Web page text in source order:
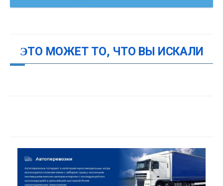
ЭТО МОЖЕТ ТО, ЧТО ВЫ ИСКАЛИ